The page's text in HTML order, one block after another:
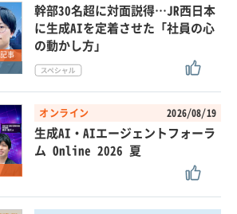
記事
幹部30名超に対面説得…JR西日本
に生成AIを定着させた「社員の心
の動かし方」
オンライン 2026/08/19
生成AI・AIエージェントフォーラ
ム Online 2026 夏